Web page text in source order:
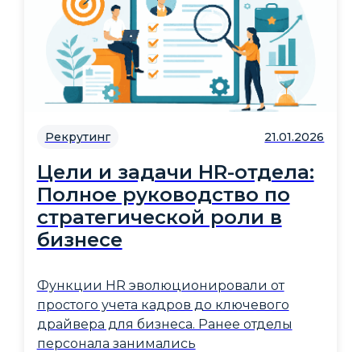
Рекрутинг 21.01.2026
Цели и задачи HR-отдела:
Полное руководство по
стратегической роли в
бизнесе
Функции HR эволюционировали от
простого учета кадров до ключевого
драйвера для бизнеса. Ранее отделы
персонала занимались